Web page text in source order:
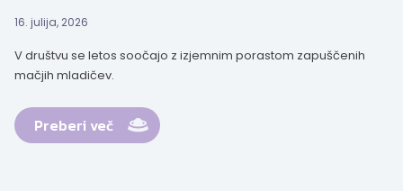
16. julija, 2026
V društvu se letos soočajo z izjemnim porastom zapuščenih
mačjih mladičev.
Preberi več